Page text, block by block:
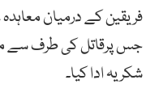
فریقین کے درمیان
جس پرقاتل کی طرف سے
شکریہ ادا کیا۔